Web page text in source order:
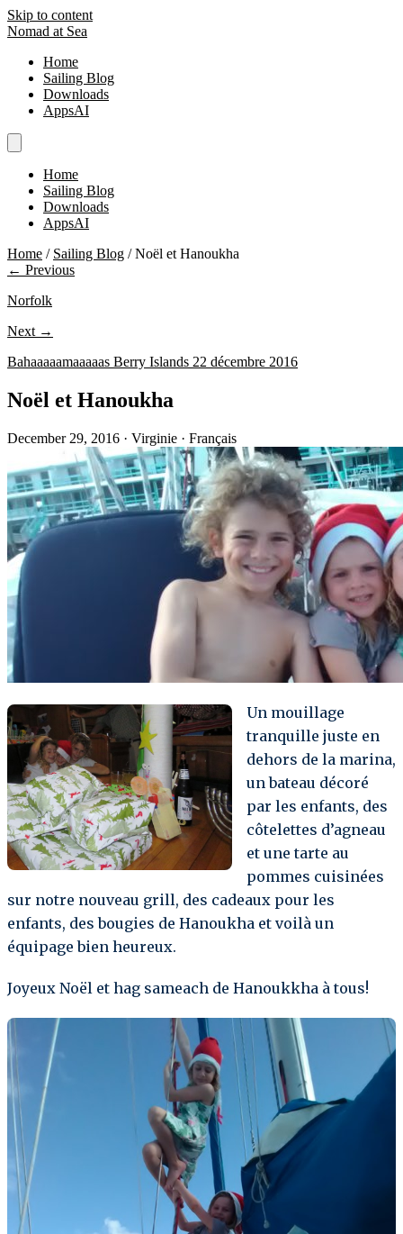
Skip to content
Nomad at Sea
Home
Sailing Blog
Downloads
AppsAI
Home
Sailing Blog
Downloads
AppsAI
Home / Sailing Blog / Noël et Hanoukha
← Previous
Norfolk
Next →
Bahaaaaamaaaaas Berry Islands 22 décembre 2016
Noël et Hanoukha
December 29, 2016 · Virginie · Français
Un mouillage
tranquille juste en
dehors de la marina,
un bateau décoré
par les enfants, des
côtelettes d’agneau
et une tarte au
pommes cuisinées
sur notre nouveau grill, des cadeaux pour les
enfants, des bougies de Hanoukha et voilà un
équipage bien heureux.
Joyeux Noël et hag sameach de Hanoukkha à tous!